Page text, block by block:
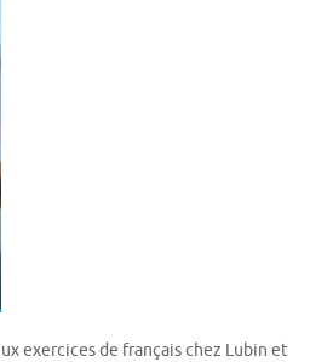
exercices de français chez Lubin et